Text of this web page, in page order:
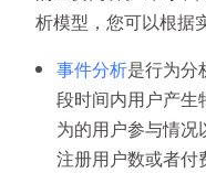
析模型，您可以根据
事件分析是行为分
段时间内用户产生
为的用户参与情
注册用户数或者付